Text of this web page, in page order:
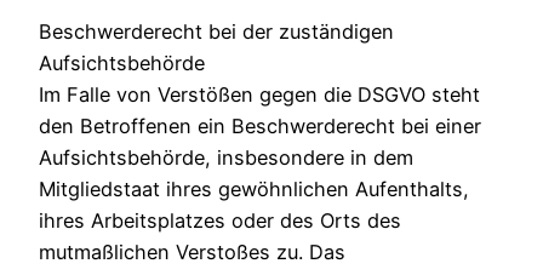
Beschwerderecht bei der zuständigen
Aufsichtsbehörde
Im Falle von Verstößen gegen die DSGVO steht
den Betroffenen ein Beschwerderecht bei einer
Aufsichtsbehörde, insbesondere in dem
Mitgliedstaat ihres gewöhnlichen Aufenthalts,
ihres Arbeitsplatzes oder des Orts des
mutmaßlichen Verstoßes zu. Das